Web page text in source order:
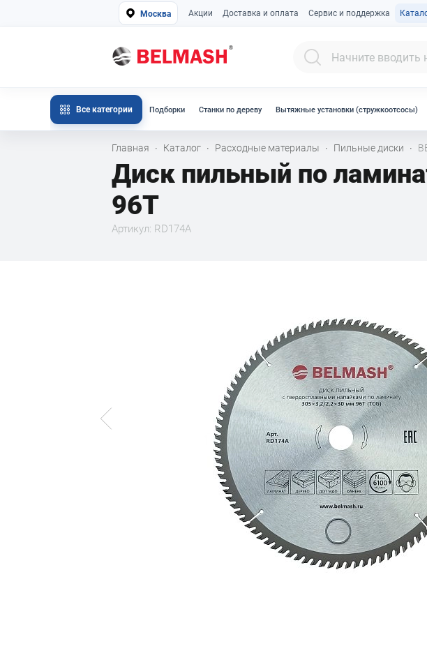
Москва Акции Доставка и оплата Сервис и поддержка
Все категории Подборки Станки по дереву Вытяжные установки (стружкоотсосы)
Главная · Каталог · Расходные материалы · Пильные диски ·
Диск пильный по
96T
Артикул: RD174A